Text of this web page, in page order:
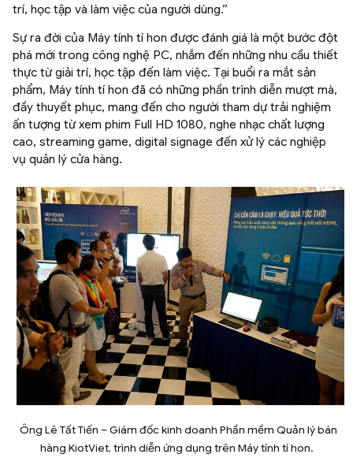
trí, học tập và làm việc của người dùng.”
Sự ra đời của Máy tính tí hon được đánh giá là một bước đột
phá mới trong công nghệ PC, nhắm đến những nhu cầu thiết
thực từ giải trí, học tập đến làm việc. Tại buổi ra mắt sản
phẩm, Máy tính tí hon đã có những phần trình diễn mượt mà,
đầy thuyết phục, mang đến cho người tham dự trải nghiệm
ấn tượng từ xem phim Full HD 1080, nghe nhạc chất lượng
cao, streaming game, digital signage đến xử lý các nghiệp
vụ quản lý cửa hàng.
Ông Lê Tất Tiến – Giám đốc kinh doanh Phần mềm Quản lý bán
hàng KiotViet, trình diễn ứng dụng trên Máy tính tí hon.